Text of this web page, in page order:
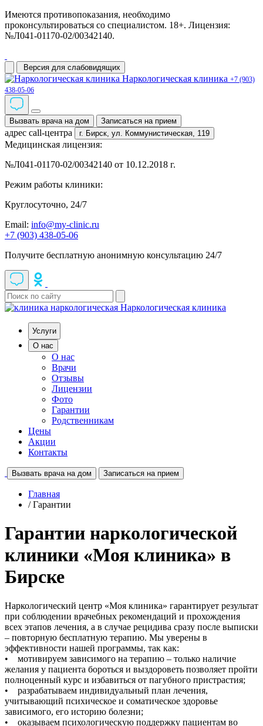
Имеются противопоказания, необходимо
проконсультироваться со специалистом. 18+. Лицензия:
№Л041-01170-02/00342140.
Версия для слабовидящих
Наркологическая клиника +7 (903)
438-05-06
Вызвать врача на дом Записаться на прием
адрес call-центра г. Бирск, ул. Коммунистическая, 119
Медицинская лицензия:
№Л041-01170-02/00342140 от 10.12.2018 г.
Режим работы клиники:
Круглосуточно, 24/7
Email: info@my-clinic.ru
+7 (903) 438-05-06
Получите бесплатную анонимную консультацию 24/7
Наркологическая клиника
Услуги
О нас
О нас
Врачи
Отзывы
Лицензии
Фото
Гарантии
Родственникам
Цены
Акции
Контакты
Вызвать врача на дом Записаться на прием
Главная
/ Гарантии
Гарантии наркологической
клиники «Моя клиника» в
Бирске
Наркологический центр «Моя клиника» гарантирует результат
при соблюдении врачебных рекомендаций и прохождения
всех этапов лечения, а в случае рецидива сразу после выписки
– повторную бесплатную терапию. Мы уверены в
эффективности нашей программы, так как:
• мотивируем зависимого на терапию – только наличие
желания у пациента бороться и выздороветь позволяет пройти
полноценный курс и избавиться от пагубного пристрастия;
• разрабатываем индивидуальный план лечения,
учитывающий психическое и соматическое здоровье
зависимого, его историю болезни;
• оказываем психологическую поддержку пациентам во